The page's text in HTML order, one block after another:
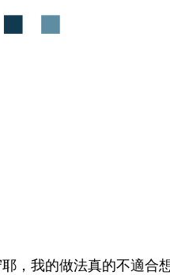
，我的做法真的不適合